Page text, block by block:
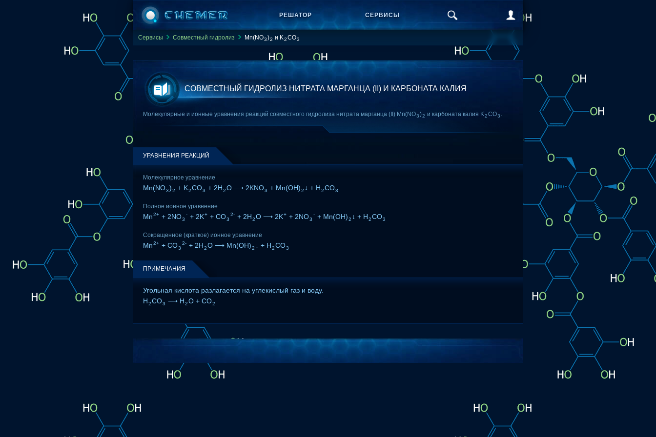
РЕШАТОР СЕРВИСЫ
Сервисы Совместный гидролиз Mn(NO3)2 и K2CO3
СОВМЕСТНЫЙ ГИДРОЛИЗ НИТРАТА МАРГАНЦА (II) И КАРБОНАТА КАЛИЯ
Молекулярные и ионные уравнения реакций совместного гидролиза нитрата марганца (II) Mn(NO3)2 и карбоната калия K2CO3 .
УРАВНЕНИЯ РЕАКЦИЙ
Молекулярное уравнение
Mn(NO3)2 + K2CO3 + 2H2O ⟶ 2KNO3 + Mn(OH)2 ↓ + H2CO3
Полное ионное уравнение
Mn2+ + 2NO3
- + 2K+ + CO3
2- + 2H2O ⟶ 2K+ + 2NO3
- + Mn(OH)2 ↓ + H2CO3
Сокращенное (краткое) ионное уравнение
Mn2+ + CO3
2- + 2H2O ⟶ Mn(OH)2 ↓ + H2CO3
ПРИМЕЧАНИЯ
Угольная кислота разлагается на углекислый газ и воду.
H2CO3 ⟶ H2O + CO2